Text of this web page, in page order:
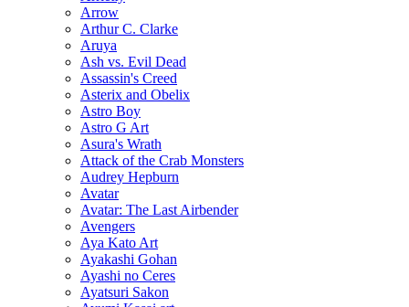
Arrow
Arthur C. Clarke
Aruya
Ash vs. Evil Dead
Assassin's Creed
Asterix and Obelix
Astro Boy
Astro G Art
Asura's Wrath
Attack of the Crab Monsters
Audrey Hepburn
Avatar
Avatar: The Last Airbender
Avengers
Aya Kato Art
Ayakashi Gohan
Ayashi no Ceres
Ayatsuri Sakon